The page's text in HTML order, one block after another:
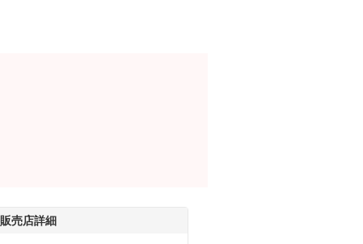
販売店詳細